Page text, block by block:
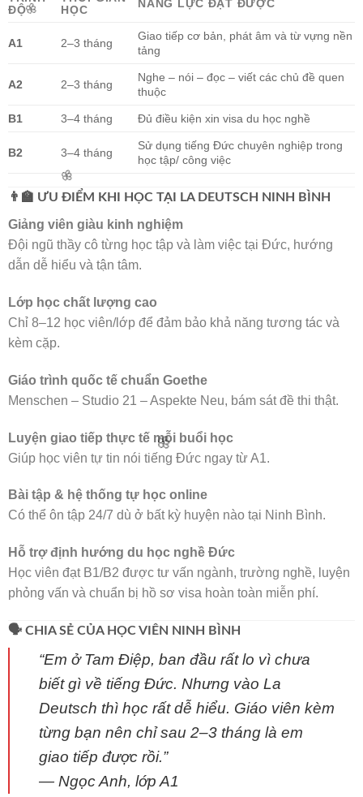
🌸
ĐỘ
HỌC
NĂNG LỰC ĐẠT ĐƯỢC
A1 2–3 tháng
Giao tiếp cơ bản, phát âm và từ vựng nền
tảng
A2 2–3 tháng
Nghe – nói – đọc – viết các chủ đề quen
thuộc
B1 3–4 tháng Đủ điều kiện xin visa du học nghề
B2 3–4 tháng
Sử dụng tiếng Đức chuyên nghiệp trong
học tập/ công việc
👨‍🏫 ƯU ĐIỂM KHI HỌC TẠI LA DEUTSCH NINH BÌNH
Giảng viên giàu kinh nghiệm
Đội ngũ thầy cô từng học tập và làm việc tại Đức, hướng
dẫn dễ hiểu và tận tâm.
Lớp học chất lượng cao
Chỉ 8–12 học viên/lớp để đảm bảo khả năng tương tác và
kèm cặp.
Giáo trình quốc tế chuẩn Goethe
Menschen – Studio 21 – Aspekte Neu, bám sát đề thi thật.
Luyện giao tiếp thực tế mỗi buổi học
Giúp học viên tự tin nói tiếng Đức ngay từ A1.
Bài tập & hệ thống tự học online
Có thể ôn tập 24/7 dù ở bất kỳ huyện nào tại Ninh Bình.
Hỗ trợ định hướng du học nghề Đức
Học viên đạt B1/B2 được tư vấn ngành, trường nghề, luyện
phỏng vấn và chuẩn bị hồ sơ visa hoàn toàn miễn phí.
🗣️ CHIA SẺ CỦA HỌC VIÊN NINH BÌNH
“Em ở Tam Điệp, ban đầu rất lo vì chưa
biết gì về tiếng Đức. Nhưng vào La
Deutsch thì học rất dễ hiểu. Giáo viên kèm
từng bạn nên chỉ sau 2–3 tháng là em
giao tiếp được rồi.”
— Ngọc Anh, lớp A1